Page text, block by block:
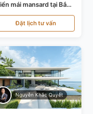
mái mansard tại Bắc
KT21198
Đặt lịch tư vấn
Nguyễn Khắc Quyết